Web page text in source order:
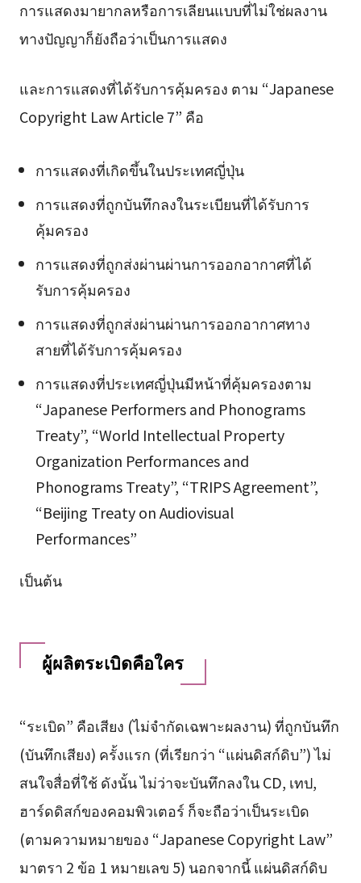
การแสดงมายากลหรือการเลียนแบบที่ไม่ใช่ผลงาน
ทางปัญญาก็ยังถือว่าเป็นการแสดง
และการแสดงที่ได้รับการคุ้มครอง ตาม “Japanese
Copyright Law Article 7” คือ
การแสดงที่เกิดขึ้นในประเทศญี่ปุ่น
การแสดงที่ถูกบันทึกลงในระเบียนที่ได้รับการ
คุ้มครอง
การแสดงที่ถูกส่งผ่านผ่านการออกอากาศที่ได้
รับการคุ้มครอง
การแสดงที่ถูกส่งผ่านผ่านการออกอากาศทาง
สายที่ได้รับการคุ้มครอง
การแสดงที่ประเทศญี่ปุ่นมีหน้าที่คุ้มครองตาม
“Japanese Performers and Phonograms
Treaty”, “World Intellectual Property
Organization Performances and
Phonograms Treaty”, “TRIPS Agreement”,
“Beijing Treaty on Audiovisual
Performances”
เป็นต้น
ผู้ผลิตระเบิดคือใคร
“ระเบิด” คือเสียง (ไม่จำกัดเฉพาะผลงาน) ที่ถูกบันทึก
(บันทึกเสียง) ครั้งแรก (ที่เรียกว่า “แผ่นดิสก์ดิบ”) ไม่
สนใจสื่อที่ใช้ ดังนั้น ไม่ว่าจะบันทึกลงใน CD, เทป,
ฮาร์ดดิสก์ของคอมพิวเตอร์ ก็จะถือว่าเป็นระเบิด
(ตามความหมายของ “Japanese Copyright Law”
มาตรา 2 ข้อ 1 หมายเลข 5) นอกจากนี้ แผ่นดิสก์ดิบ